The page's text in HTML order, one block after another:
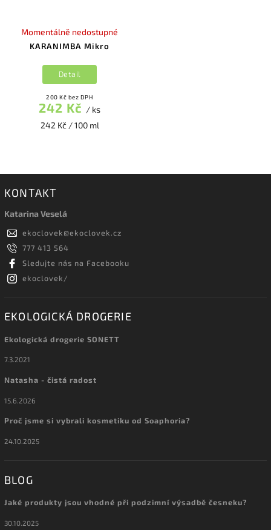
KARANIMBA Mikro
Momentálně nedostupné
200 Kč bez DPH
242 Kč / ks
242 Kč / 100 ml
Detail
KONTAKT
Katarina Veselá
ekoclovek@ekoclovek.cz
777 413 564
Sledujte nás na Facebooku
ekoclovek/
EKOLOGICKÁ DROGERIE
Ekologická drogerie SONETT
7.3.2021
Natasha - čistá radost
15.6.2026
Proč jsme si vybrali kosmetiku od Soaphoria?
24.10.2025
BLOG
Jaké produkty jsou vhodné při podzimní výsadbě česneku?
30.10.2025